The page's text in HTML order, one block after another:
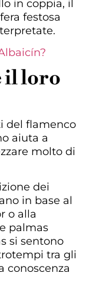
in coppia, il
festosa
il loro
del flamenco
aiuta a
molto di
dei
in base al
o alla
palmas
si sentono
tra gli
conoscenza